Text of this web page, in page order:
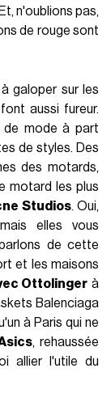
n'oublions pas,
de rouge sont
galoper sur les
font aussi fureur.
de mode à part
de styles. Des
des motards,
motard les plus
Studios. Oui,
elles vous
de cette
et les maisons
Ottolinger à
Balenciaga
à Paris qui ne
, rehaussée
allier l'utile du